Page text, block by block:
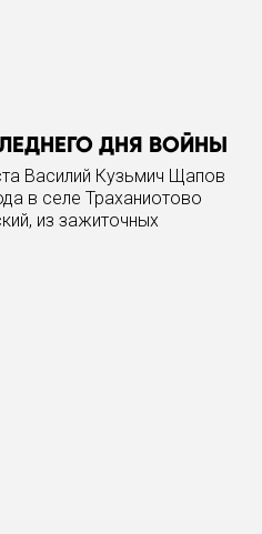
ДНЯ ВОЙНЫ
Василий Кузьмич Щапов
в селе Траханиотово
из зажиточных
года в Сергиевом
11 июля 1941-го.